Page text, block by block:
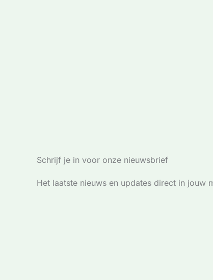
Schrijf je in voor onze nieuwsbrief
Het laatste nieuws en updates direct in jouw